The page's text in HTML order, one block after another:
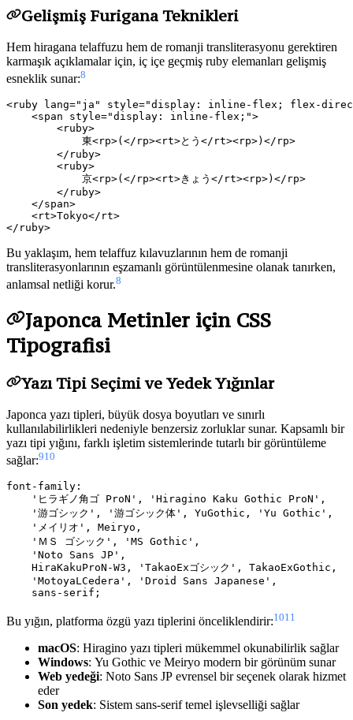
Gelişmiş Furigana Teknikleri
Hem hiragana telaffuzu hem de romanji transliterasyonu gerektiren
karmaşık açıklamalar için, iç içe geçmiş ruby elemanları gelişmiş
esneklik sunar:8
<ruby lang="ja" style="display: inline-flex; flex-
    <span style="display: inline-flex;">
        <ruby>
            東<rp>(</rp><rt>とう</rt><rp>)</rp>
        </ruby>
        <ruby>
            京<rp>(</rp><rt>きょう</rt><rp>)</rp>
        </ruby>
    </span>
    <rt>Tokyo</rt>
Bu yaklaşım, hem telaffuz kılavuzlarının hem de romanji
transliterasyonlarının eşzamanlı görüntülenmesine olanak tanırken,
anlamsal netliği korur.8
Japonca Metinler için CSS
Tipografisi
Yazı Tipi Seçimi ve Yedek Yığınlar
Japonca yazı tipleri, büyük dosya boyutları ve sınırlı
kullanılabilirlikleri nedeniyle benzersiz zorluklar sunar. Kapsamlı bir
yazı tipi yığını, farklı işletim sistemlerinde tutarlı bir görüntüleme
sağlar:910
font-family:
    'ヒラギノ角ゴ ProN', 'Hiragino Kaku Gothic ProN',
    '游ゴシック', '游ゴシック体', YuGothic, 'Yu Gothic',
    'メイリオ', Meiryo,
    'ＭＳ ゴシック', 'MS Gothic',
    'Noto Sans JP',
    HiraKakuProN-W3, 'TakaoExゴシック', TakaoExGothic,
    'MotoyaLCedera', 'Droid Sans Japanese',
Bu yığın, platforma özgü yazı tiplerini önceliklendirir:1011
macOS: Hiragino yazı tipleri mükemmel okunabilirlik sağlar
Windows: Yu Gothic ve Meiryo modern bir görünüm sunar
Web yedeği: Noto Sans JP evrensel bir seçenek olarak hizmet
eder
Son yedek: Sistem sans-serif temel işlevselliği sağlar